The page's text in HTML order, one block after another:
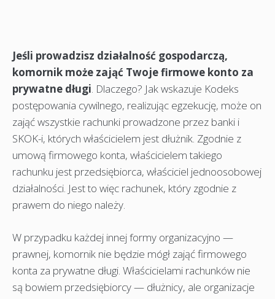
Jeśli prowadzisz działalność gospodarczą,
komornik może zająć Twoje firmowe konto za
prywatne długi. Dlaczego? Jak wskazuje Kodeks
postępowania cywilnego, realizując egzekucję, może on
zająć wszystkie rachunki prowadzone przez banki i
SKOK-i, których właścicielem jest dłużnik. Zgodnie z
umową firmowego konta, właścicielem takiego
rachunku jest przedsiębiorca, właściciel jednoosobowej
działalności. Jest to więc rachunek, który zgodnie z
prawem do niego należy.
W przypadku każdej innej formy organizacyjno —
prawnej, komornik nie będzie mógł zająć firmowego
konta za prywatne długi. Właścicielami rachunków nie
są bowiem przedsiębiorcy — dłużnicy, ale organizacje